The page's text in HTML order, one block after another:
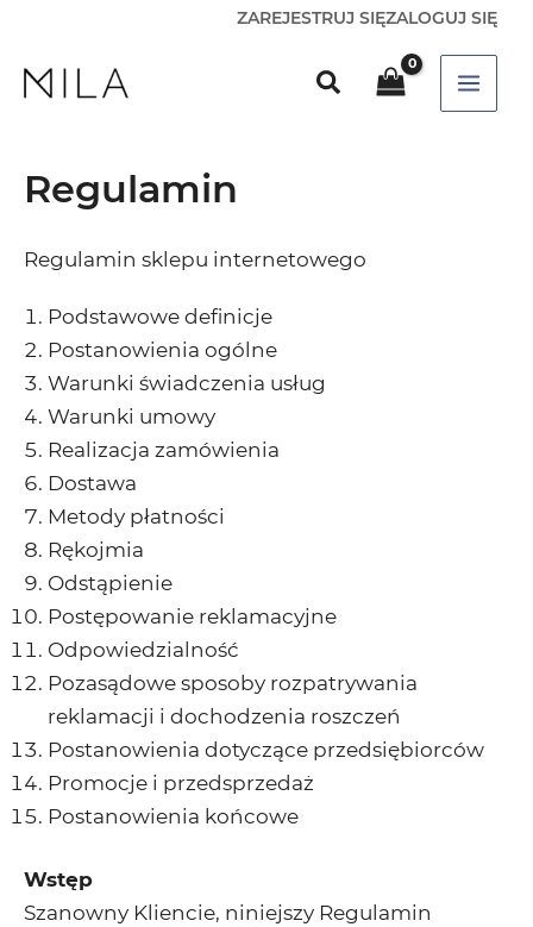
ZAREJESTRUJ SIĘZALOGUJ SIĘ
Regulamin
Regulamin sklepu internetowego
Podstawowe definicje
Postanowienia ogólne
Warunki świadczenia usług
Warunki umowy
Realizacja zamówienia
Dostawa
Metody płatności
Rękojmia
Odstąpienie
Postępowanie reklamacyjne
Odpowiedzialność
Pozasądowe sposoby rozpatrywania
reklamacji i dochodzenia roszczeń
Postanowienia dotyczące przedsiębiorców
Promocje i przedsprzedaż
Postanowienia końcowe
Wstęp
Szanowny Kliencie, niniejszy Regulamin